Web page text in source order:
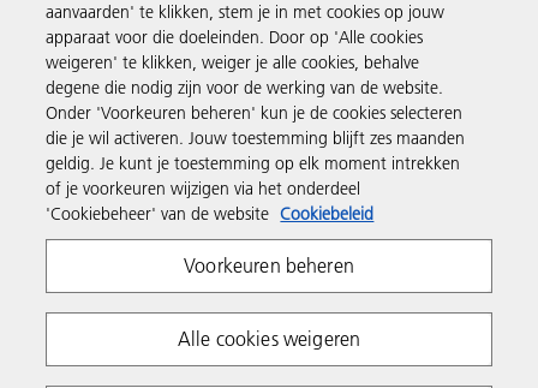
Support en contact
Inspiratie
Volg Ricoh
Privacyverklaring Algemene voorwaarden
aanvaarden' te klikken, stem je in met cookies op jouw
apparaat voor die doeleinden. Door op 'Alle cookies
weigeren' te klikken, weiger je alle cookies, behalve
degene die nodig zijn voor de werking van de website.
Onder 'Voorkeuren beheren' kun je de cookies selecteren
die je wil activeren. Jouw toestemming blijft zes maanden
geldig. Je kunt je toestemming op elk moment intrekken
of je voorkeuren wijzigen via het onderdeel
'Cookiebeheer' van de website Cookiebeleid
Voorkeuren beheren
Alle cookies weigeren